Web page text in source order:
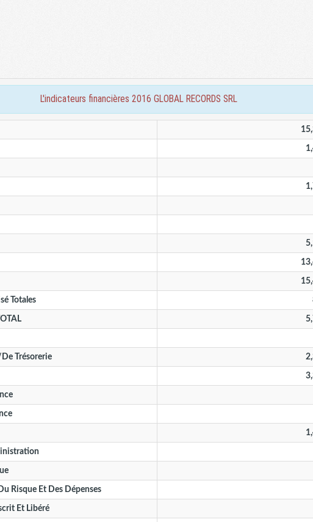
l'indicateurs financières 2016 GLOBAL RECORDS SRL
Totales
de Trésorerie
Risque Et Des Dépenses
Et Libéré